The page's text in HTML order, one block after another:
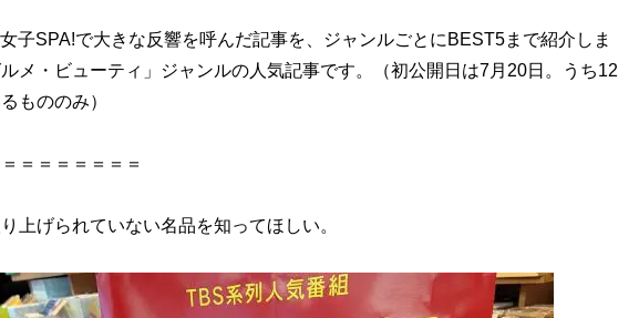
子SPA!で大きな反響を呼んだ記事を、ジャンルごとにBEST5まで紹介しま
メ・ビューティ」ジャンルの人気記事です。（初公開日は7月20日。うち12
もののみ）
＝＝＝＝＝＝＝
上げられていない名品を知ってほしい。